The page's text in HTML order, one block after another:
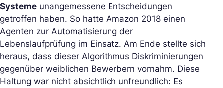
Systeme unangemessene Entscheidungen
getroffen haben. So hatte Amazon 2018 einen
Agenten zur Automatisierung der
Lebenslaufprüfung im Einsatz. Am Ende stellte sich
heraus, dass dieser Algorithmus Diskriminierungen
gegenüber weiblichen Bewerbern vornahm. Diese
Haltung war nicht absichtlich unfreundlich: Es